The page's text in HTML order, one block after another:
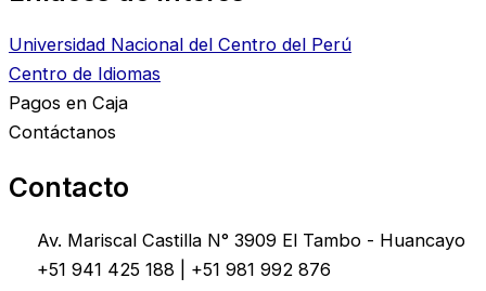
Universidad Nacional del Centro del Perú
Centro de Idiomas
Pagos en Caja
Contáctanos
Contacto
Av. Mariscal Castilla N° 3909 El Tambo - Huancayo
+51 941 425 188 | +51 981 992 876